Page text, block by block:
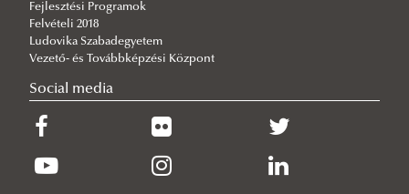
2026/06/29
Látogatás a védelmi és biztonsági ipari világkiállításon
2026/06/25
2026/06/23
Tisztjelöltek befogadása
Fejlesztési Programok
Felvételi 2018
Ludovika Szabadegyetem
Vezető- és Továbbképzési Központ
Social media